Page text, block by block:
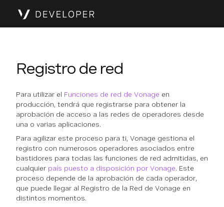
Registro de red
Para utilizar el Funciones de red de Vonage en
producción, tendrá que registrarse para obtener la
aprobación de acceso a las redes de operadores desde
una o varias aplicaciones.
Para agilizar este proceso para ti, Vonage gestiona el
registro con numerosos operadores asociados entre
bastidores para todas las funciones de red admitidas, en
cualquier país puesto a disposición por Vonage. Este
proceso depende de la aprobación de cada operador,
que puede llegar al Registro de la Red de Vonage en
distintos momentos.